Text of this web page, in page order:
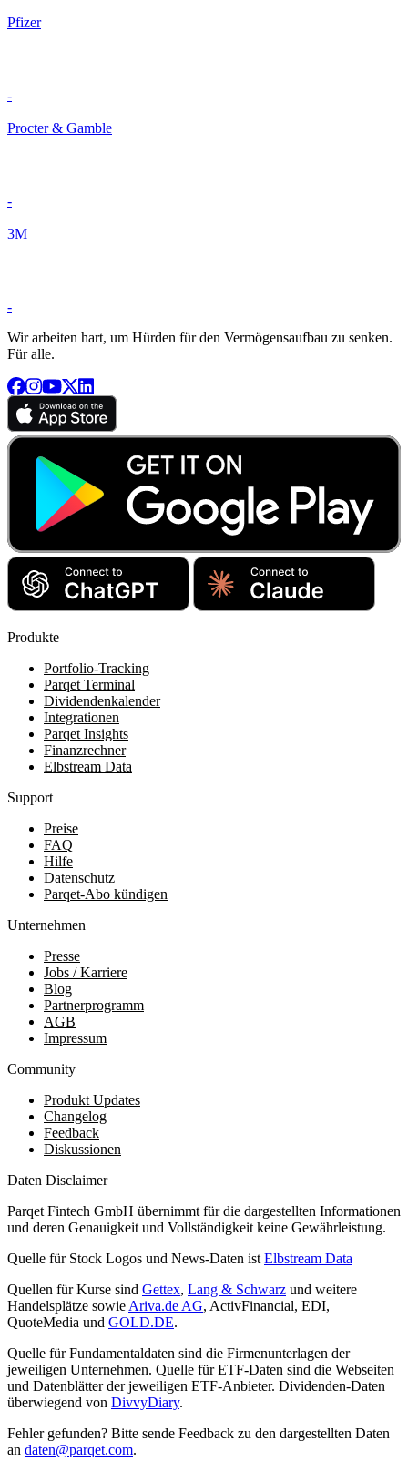
Pfizer
-
Procter & Gamble
-
3M
-
Wir arbeiten hart, um Hürden für den Vermögensaufbau zu senken.
Für alle.
Produkte
Portfolio-Tracking
Parqet Terminal
Dividendenkalender
Integrationen
Parqet Insights
Finanzrechner
Elbstream Data
Support
Preise
FAQ
Hilfe
Datenschutz
Parqet-Abo kündigen
Unternehmen
Presse
Jobs / Karriere
Blog
Partnerprogramm
AGB
Impressum
Community
Produkt Updates
Changelog
Feedback
Diskussionen
Daten Disclaimer
Parqet Fintech GmbH übernimmt für die dargestellten Informationen
und deren Genauigkeit und Vollständigkeit keine Gewährleistung.
Quelle für Stock Logos und News-Daten ist Elbstream Data
Quellen für Kurse sind Gettex, Lang & Schwarz und weitere
Handelsplätze sowie Ariva.de AG, ActivFinancial, EDI,
QuoteMedia und GOLD.DE.
Quelle für Fundamentaldaten sind die Firmenunterlagen der
jeweiligen Unternehmen. Quelle für ETF-Daten sind die Webseiten
und Datenblätter der jeweiligen ETF-Anbieter. Dividenden-Daten
überwiegend von DivvyDiary.
Fehler gefunden? Bitte sende Feedback zu den dargestellten Daten
an daten@parqet.com.